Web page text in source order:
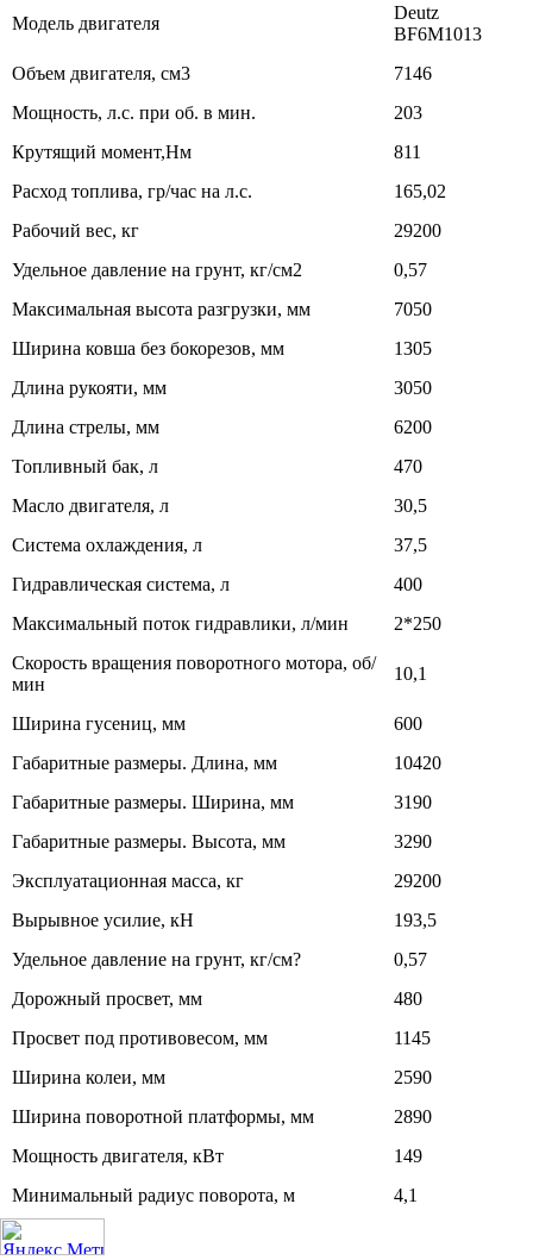
Модель двигателя
Deutz
BF6M1013
Объем двигателя, см3
7146
Мощность, л.с. при об. в мин.
203
Крутящий момент,Нм
811
Расход топлива, гр/час на л.с.
165,02
Рабочий вес, кг
29200
Удельное давление на грунт, кг/см2
0,57
Максимальная высота разгрузки, мм
7050
Ширина ковша без бокорезов, мм
1305
Длина рукояти, мм
3050
Длина стрелы, мм
6200
Топливный бак, л
470
Масло двигателя, л
30,5
Система охлаждения, л
37,5
Гидравлическая система, л
400
Максимальный поток гидравлики, л/мин
2*250
Скорость вращения поворотного мотора, об/
мин
10,1
Ширина гусениц, мм
600
Габаритные размеры. Длина, мм
10420
Габаритные размеры. Ширина, мм
3190
Габаритные размеры. Высота, мм
3290
Эксплуатационная масса, кг
29200
Вырывное усилие, кН
193,5
Удельное давление на грунт, кг/см?
0,57
Дорожный просвет, мм
480
Просвет под противовесом, мм
1145
Ширина колеи, мм
2590
Ширина поворотной платформы, мм
2890
Мощность двигателя, кВт
149
Минимальный радиус поворота, м
4,1